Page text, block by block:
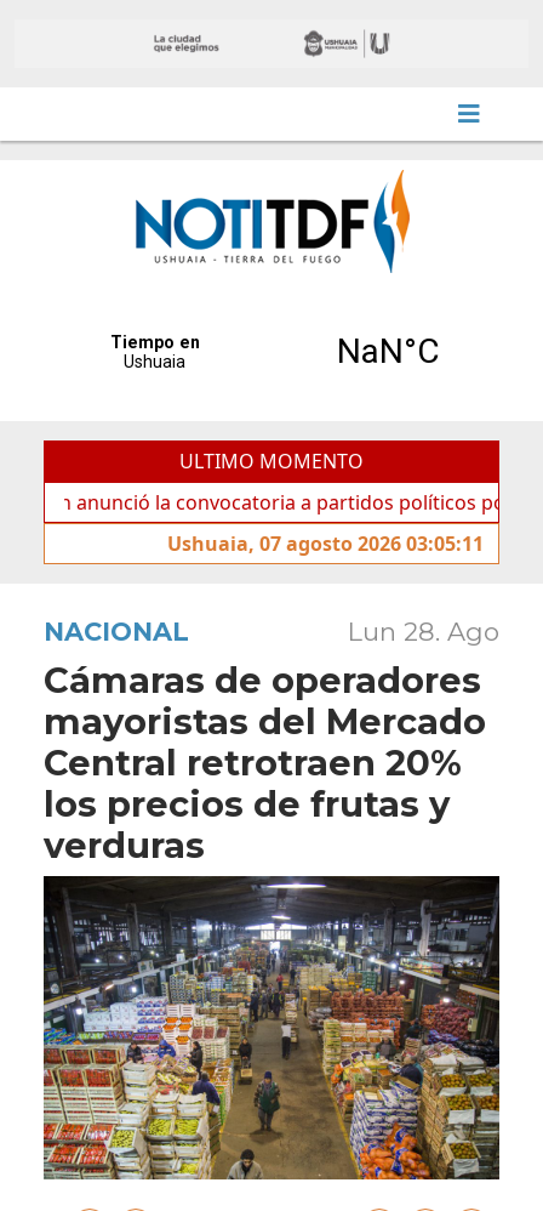
ULTIMO MOMENTO
la convocatoria a partidos políticos por «ficha
Ushuaia, 07 agosto 2026 03:05:11
NACIONAL Lun 28. Ago
Cámaras de operadores
mayoristas del Mercado
Central retrotraen 20%
los precios de frutas y
verduras